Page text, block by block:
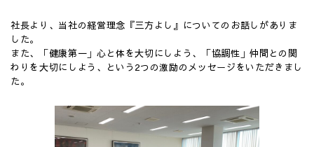
社長より、当社の経営理念『三方よし』についてのお話しがありま
した。
また、「健康第一」心と体を大切にしよう、「協調性」仲間との関
わりを大切にしよう、という2つの激励のメッセージをいただきまし
た。